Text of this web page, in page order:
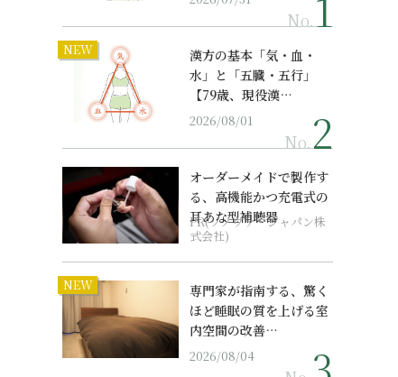
No.
NEW
漢方の基本「気・血・
水」と「五臓・五行」
【79歳、現役漢…
2026/08/01
No.
オーダーメイドで製作す
る、高機能かつ充電式の
耳あな型補聴器
PR(ソノヴァ・ジャパン株
式会社)
NEW
専門家が指南する、驚く
ほど睡眠の質を上げる室
内空間の改善…
2026/08/04